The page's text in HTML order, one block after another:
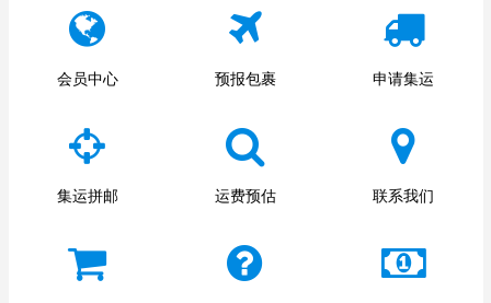
会员中心 预报包裹 申请集运
集运拼邮 运费预估 联系我们